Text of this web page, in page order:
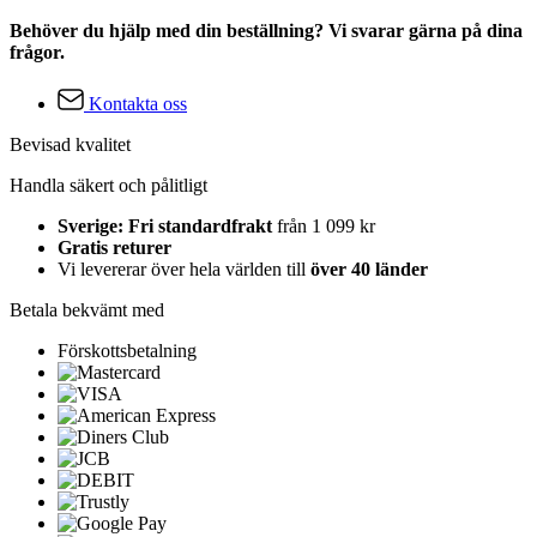
Behöver du hjälp med din beställning? Vi svarar gärna på dina
frågor.
Kontakta oss
Bevisad kvalitet
Handla säkert och pålitligt
Sverige: Fri standardfrakt från 1 099 kr
Gratis returer
Vi levererar över hela världen till över 40 länder
Betala bekvämt med
Förskottsbetalning